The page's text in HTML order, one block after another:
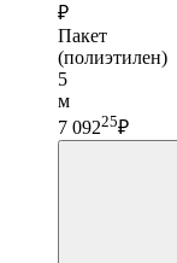
₽
Пакет
(полиэтилен)
5
м
7 09225₽